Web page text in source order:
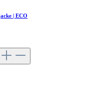
| ECO